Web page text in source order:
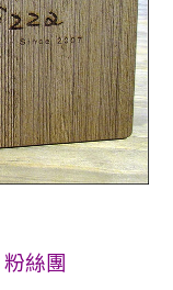
絲團